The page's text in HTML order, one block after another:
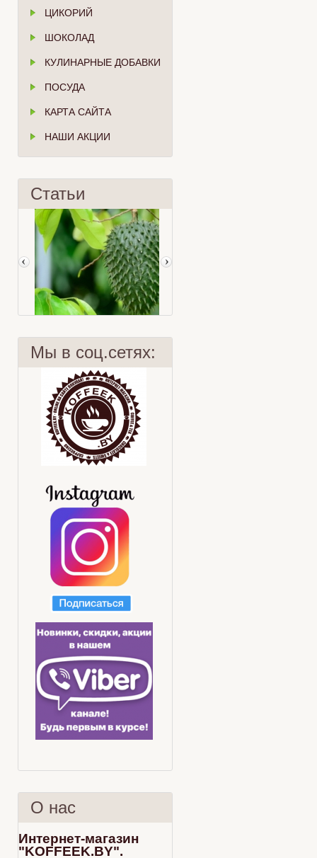
ЦИКОРИЙ
ШОКОЛАД
КУЛИНАРНЫЕ ДОБАВКИ
ПОСУДА
КАРТА САЙТА
НАШИ АКЦИИ
Статьи
Суасеп
Мы в соц.сетях:
О нас
Интернет-магазин
"KOFFEEK.BY".